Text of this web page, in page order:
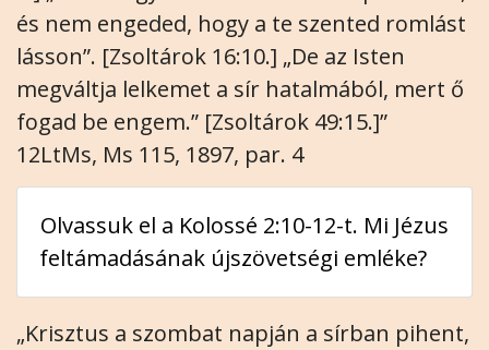
és nem engeded, hogy a te szented romlást
lásson”. [Zsoltárok 16:10.] „De az Isten
megváltja lelkemet a sír hatalmából, mert ő
fogad be engem.” [Zsoltárok 49:15.]”
12LtMs, Ms 115, 1897, par. 4
Olvassuk el a Kolossé 2:10-12-t. Mi Jézus
feltámadásának újszövetségi emléke?
„Krisztus a szombat napján a sírban pihent,